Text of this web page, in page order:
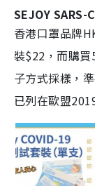
SEJOY SARS-
香港口罩品牌
裝$22，而購
子方式採樣，
已列在歐盟